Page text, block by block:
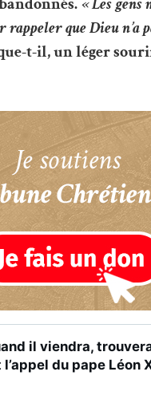
rappeler que Dieu
t-il, un léger